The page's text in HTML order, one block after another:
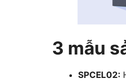
3 mẫu
SPCEL02: